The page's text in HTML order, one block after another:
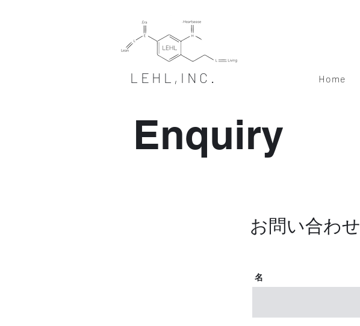
LEHL,INC. Home
Enquiry
お問い合わせ
名